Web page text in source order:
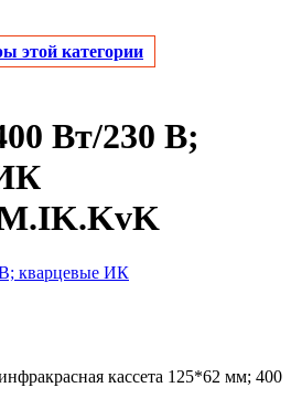
этой категории
Вт/230 В;
кассета 125*62 мм; 400